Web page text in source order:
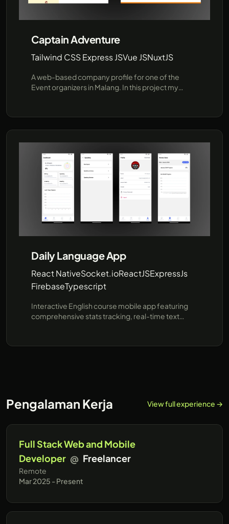
real-time responses and seamless integration
Captain Adventure
Tailwind CSS Express JSVue JSNuxtJS
A web-based company profile for one of the
Event organizers in Malang. In this project my
into HTML CSS TailwindCSS, Tech Stack: Tailwind
CSS Express JS, Vue JS, NuxtJS
Daily Language App
React NativeSocket.ioReactJSExpressJs
FirebaseTypescript
Interactive English course mobile app featuring
comprehensive stats tracking, real-time text
effective learning experience using react native,
Pengalaman Kerja View full experience →
Full Stack Web and Mobile
Developer @ Freelancer
Remote
Mar 2025 - Present